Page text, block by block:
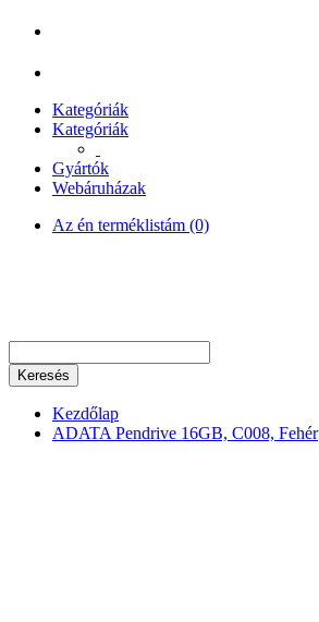
Kategóriák
Kategóriák
Gyártók
Webáruházak
Az én terméklistám (0)
Keresés
Kezdőlap
ADATA Pendrive 16GB, C008, Fehér